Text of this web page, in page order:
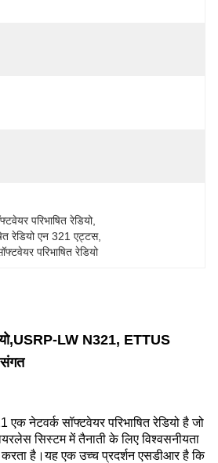
परिभाषित रेडियो,
रेडियो एन 321 एट्टस,
परिभाषित रेडियो
LW N321, ETTUS
नेटवर्क सॉफ्टवेयर परिभाषित रेडियो है जो
सिस्टम में तैनाती के लिए विश्वसनीयता
करता है।यह एक उच्च प्रदर्शन एसडीआर है कि